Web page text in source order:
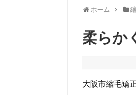
ホーム
柔らか
大阪市縮毛矯